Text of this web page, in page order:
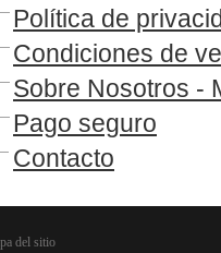
Política de
Condiciones de
Sobre Nosotros -
Pago seguro
Contacto
del sitio